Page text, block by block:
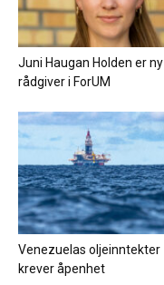
Juni Haugan Holden er ny
rådgiver i ForUM
Venezuelas oljeinntekter
krever åpenhet